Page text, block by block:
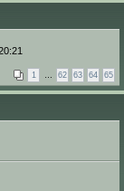
1 … 62 63 64 65